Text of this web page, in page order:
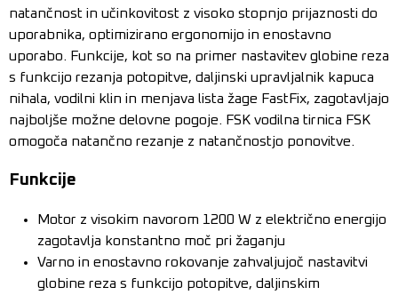
natančnost in učinkovitost z visoko stopnjo prijaznosti do
uporabnika, optimizirano ergonomijo in enostavno
uporabo. Funkcije, kot so na primer nastavitev globine reza
s funkcijo rezanja potopitve, daljinski upravljalnik kapuca
nihala, vodilni klin in menjava lista žage FastFix, zagotavljajo
najboljše možne delovne pogoje. FSK vodilna tirnica FSK
omogoča natančno rezanje z natančnostjo ponovitve.
Funkcije
Motor z visokim navorom 1200 W z električno energijo
zagotavlja konstantno moč pri žaganju
Varno in enostavno rokovanje zahvaljujoč nastavitvi
globine reza s funkcijo potopitve, daljinskim